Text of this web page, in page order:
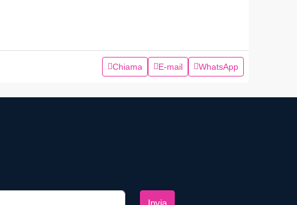
Chiama E-mail WhatsApp
Invia